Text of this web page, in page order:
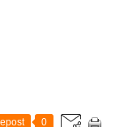
0